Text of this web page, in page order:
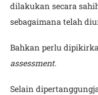
dilakukan secara
sebagaimana telah
Bahkan perlu
assessment.
Selain